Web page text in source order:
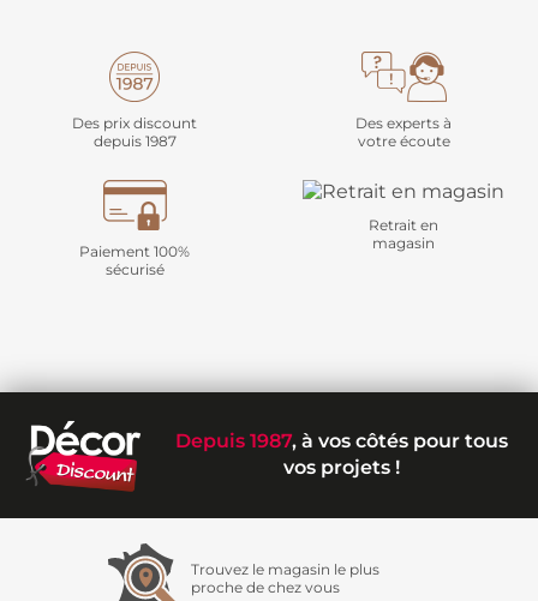
Des prix discount
depuis 1987
Des experts à
votre écoute
Paiement 100%
sécurisé
Retrait en
magasin
Depuis 1987, à vos côtés pour tous
vos projets !
Trouvez le magasin le plus
proche de chez vous